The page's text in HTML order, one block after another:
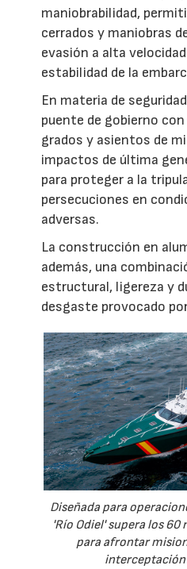
maniobrabilidad,
cerrados y maniobras
evasión a alta
estabilidad de la
En materia de
puente de gobierno
grados y asientos de
impactos de última
para proteger a la
persecuciones en
adversas.
La construcción en
además, una
estructural, ligereza y
desgaste provocado
Diseñada para
'Río Odiel' supera los 60
para afrontar
interceptación